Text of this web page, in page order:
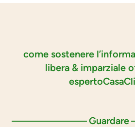
come sostenere
libera & imparziale
Guardare